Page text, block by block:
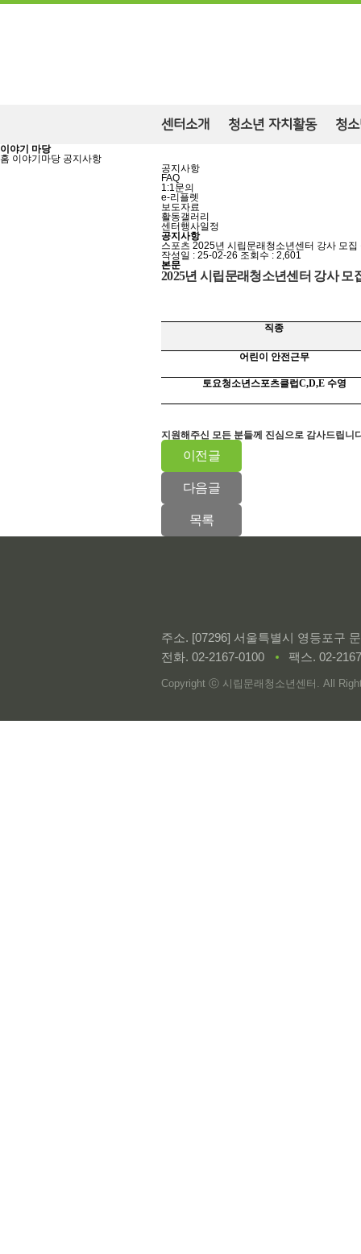
센터소개 청소년 자치활동 청
이야기 마당
홈 이야기마당 공지사항
공지사항
FAQ
1:1문의
e-리플렛
보도자료
활동갤러리
센터행사일정
공지사항
스포츠 2025년 시립문래청소년센터 강사 모
작성일 : 25-02-26 조회수 : 2,601
본문
2025년 시립문래청소년센터 강사 모
직종
어린이 안전근무
토요청소년스포츠클럽C,D,E 수영
지원해주신 모든 분들께 진심으로 감사드립니
이전글
다음글
목록
주소. [07296] 서울특별시 영등포구
전화. 02-2167-0100 팩스. 02-
Copyright ⓒ 시립문래청소년센터. All